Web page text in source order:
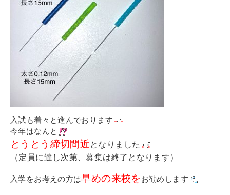
入試も着々と進んでおります
今年はなんと
とうとう締切間近となりました
（定員に達し次第、募集は終了となります）
入学をお考えの方は早めの来校を お勧めします